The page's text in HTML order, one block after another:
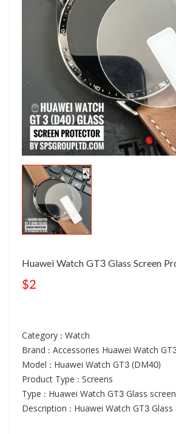
Huawei Watch GT3 Glass Screen
$2
Category : Watch
Brand : Accessories Huawei Watch
Model : Huawei Watch GT3 (DM40)
Product Type : Screens
Type : Huawei Watch GT3 Glass
Description : Huawei Watch GT3